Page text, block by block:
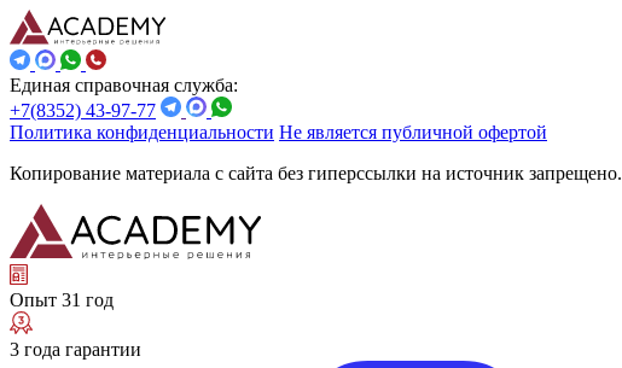
Единая справочная служба:
+7(8352) 43-97-77
Политика конфиденциальности Не является публичной офертой
Копирование материала с сайта без гиперссылки на источник запрещено.
Опыт 31 год
3 года гарантии